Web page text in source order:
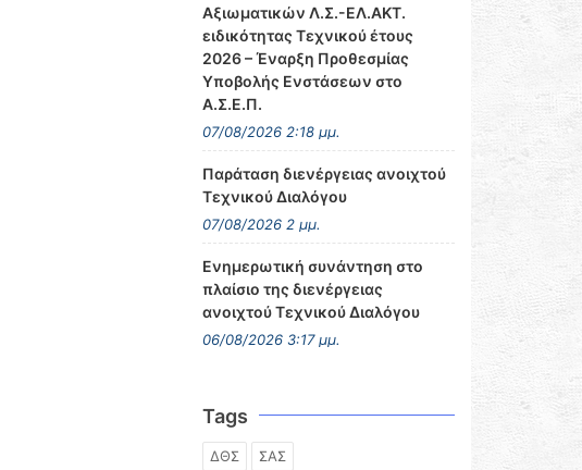
Αξιωματικών Λ.Σ.-ΕΛ.ΑΚΤ.
ειδικότητας Τεχνικού έτους
2026 – Έναρξη Προθεσμίας
Υποβολής Ενστάσεων στο
Α.Σ.Ε.Π.
07/08/2026 2:18 μμ.
Παράταση διενέργειας ανοιχτού
Τεχνικού Διαλόγου
07/08/2026 2 μμ.
Ενημερωτική συνάντηση στο
πλαίσιο της διενέργειας
ανοιχτού Τεχνικού Διαλόγου
06/08/2026 3:17 μμ.
Tags
ΔΘΣ ΣΑΣ